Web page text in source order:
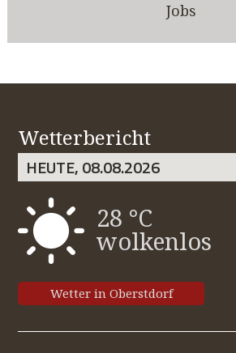
Jobs
Wetterbericht
HEUTE, 08.08.2026
28 °C
wolkenlos
Wetter in Oberstdorf